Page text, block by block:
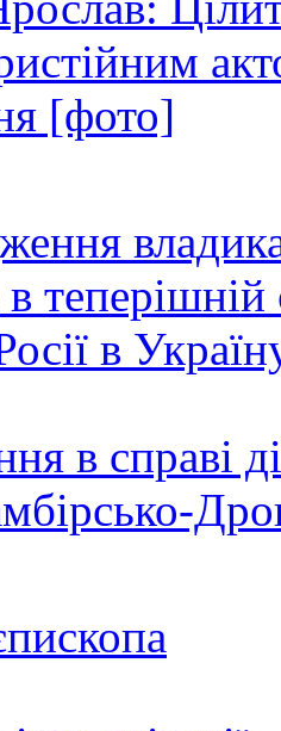
[фото]
теперішній
в
в справі